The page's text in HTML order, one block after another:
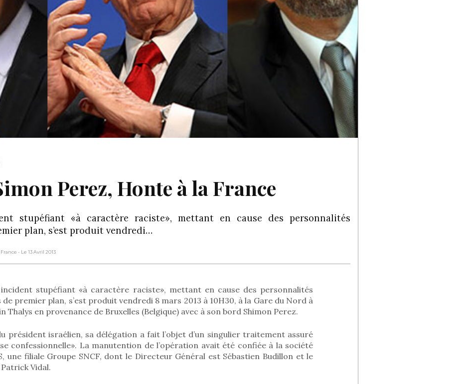
Perez, Honte à la France
stupéfiant «à caractère raciste», mettant en cause des personnalités
plan, s’est produit vendredi…
- Le 13 Avril 2013
stupéfiant «à caractère raciste», mettant en cause des personnalités
de premier plan, s’est produit vendredi 8 mars 2013 à 10H30, à la Gare du Nord à
Thalys en provenance de Bruxelles (Belgique) avec à son bord Shimon Perez.
président israélien, sa délégation a fait l’objet d’un singulier traitement assuré
confessionnelle». La manutention de l’opération avait été confiée à la société
une filiale Groupe SNCF, dont le Directeur Général est Sébastien Budillon et le
Vidal.